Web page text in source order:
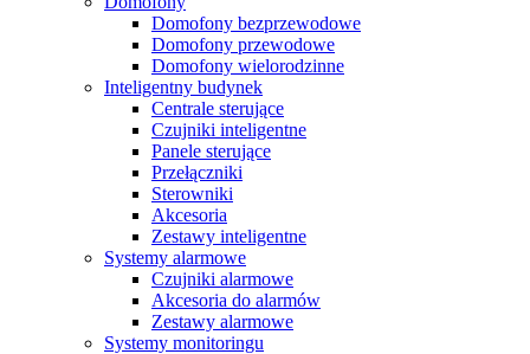
Domofony bezprzewodowe
Domofony przewodowe
Domofony wielorodzinne
Inteligentny budynek
Centrale sterujące
Czujniki inteligentne
Panele sterujące
Przełączniki
Sterowniki
Akcesoria
Zestawy inteligentne
Systemy alarmowe
Czujniki alarmowe
Akcesoria do alarmów
Zestawy alarmowe
Systemy monitoringu